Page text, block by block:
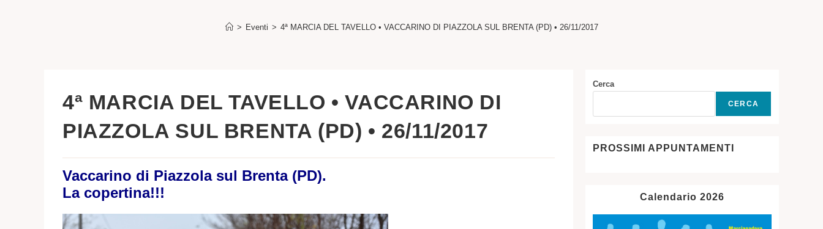
> Eventi > 4ª MARCIA DEL TAVELLO • VACCARINO DI PIAZZOLA SUL BRENTA (PD) • 26/11/2017
4ª MARCIA DEL TAVELLO • VACCARINO DI
PIAZZOLA SUL BRENTA (PD) • 26/11/2017
Vaccarino di Piazzola sul Brenta (PD).
La copertina!!!
Cerca
CERCA
PROSSIMI APPUNTAMENTI
Calendario 2026